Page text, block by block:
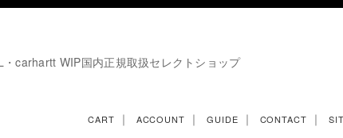
carhartt WIP国内正規取扱セレクトショップ
CART ｜ ACCOUNT ｜ GUIDE ｜ CONTACT ｜